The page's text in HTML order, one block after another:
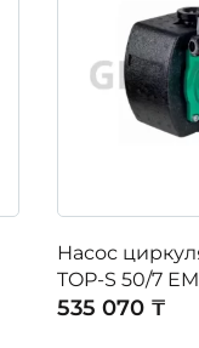
Насос
TOP-S 50/7 EM
535 070 ₸